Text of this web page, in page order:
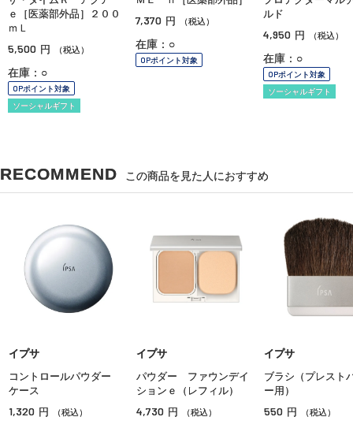
ｅ［医薬部外品］２００
ｍＬ
5,500 円 （税込）
在庫：○
OPポイント対象
ソーシャルギフト
7,370 円 （税込）
在庫：○
OPポイント対象
ルド
4,950 円 （税込）
在庫：○
OPポイント対象
ソーシャルギフト
RECOMMEND この商品を見た人におすすめ
イプサ
コントロールパウダー
ケース
1,320 円 （税込）
イプサ
パウダー ファウンデイ
ションｅ（レフィル）
4,730 円 （税込）
イプサ
ブラシ（プレスト
ー用）
550 円 （税込）